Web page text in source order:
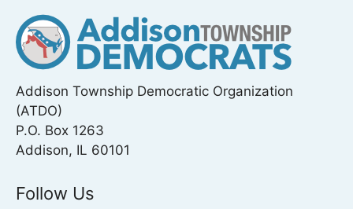
Addison Township Democratic Organization
(ATDO)
P.O. Box 1263
Addison, IL 60101
Follow Us